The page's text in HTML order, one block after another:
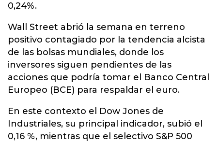
0,24%.
Wall Street abrió la semana en terreno
positivo contagiado por la tendencia alcista
de las bolsas mundiales, donde los
inversores siguen pendientes de las
acciones que podría tomar el Banco Central
Europeo (BCE) para respaldar el euro.
En este contexto el Dow Jones de
Industriales, su principal indicador, subió el
0,16 %, mientras que el selectivo S&P 500